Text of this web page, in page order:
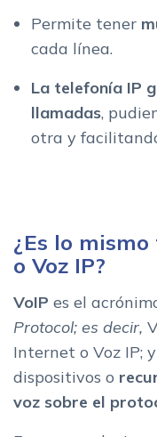
Permite tener
cada línea.
La telefonía IP
llamadas,
otra y
¿Es lo
o Voz IP?
VoIP es el
Protocol; es decir,
Internet o Voz IP;
dispositivos o
voz sobre el